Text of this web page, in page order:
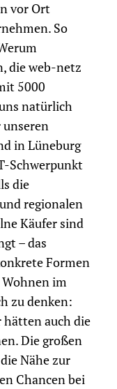
vor Ort
So
die web-netz
5000
natürlich
unseren
in Lüneburg
Schwerpunkt
die
regionalen
Käufer sind
– das
Formen
im
zu denken:
hätten auch die
Die großen
Nähe zur
Chancen bei